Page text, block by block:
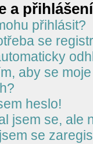
a přihlášení
přihlásit?
se
aby se
heslo!
jsem se, ale
se